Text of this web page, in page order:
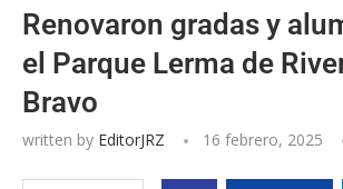
Renovaron gradas y
el Parque Lerma de
Bravo
written by EditorJRZ 16 febrero, 2025